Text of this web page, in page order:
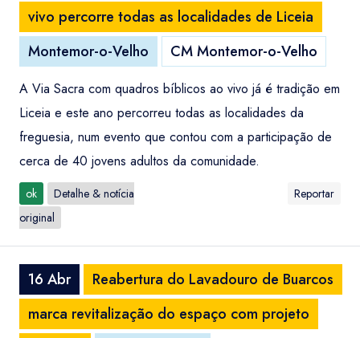
vivo percorre todas as localidades de Liceia
Montemor-o-Velho
CM Montemor-o-Velho
A Via Sacra com quadros bíblicos ao vivo já é tradição em
Liceia e este ano percorreu todas as localidades da
freguesia, num evento que contou com a participação de
cerca de 40 jovens adultos da comunidade.
ok
Detalhe & notícia
original
Reportar
16 Abr
Reabertura do Lavadouro de Buarcos
marca revitalização do espaço com projeto